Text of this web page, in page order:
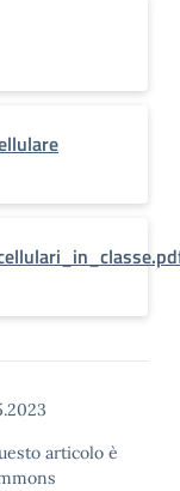
articolo è